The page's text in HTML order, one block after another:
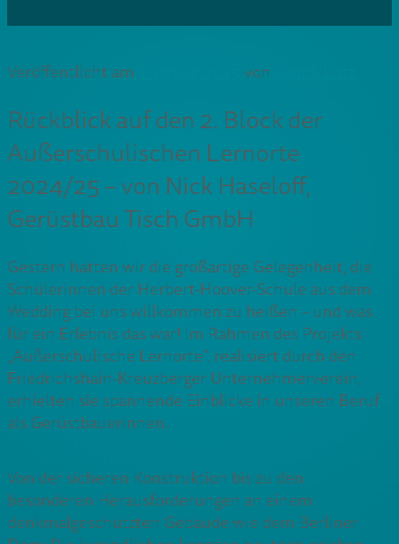
Veröffentlicht am von
Rückblick auf den 2. Block der
Außerschulischen Lernorte
2024/25 – von Nick Haseloff,
Gerüstbau Tisch GmbH
Gestern hatten wir die großartige Gelegenheit, die
Schülerinnen der Herbert-Hoover-Schule aus dem
Wedding bei uns willkommen zu heißen – und was
für ein Erlebnis das war! Im Rahmen des Projekts
„Außerschulische Lernorte“, realisiert durch den
Friedrichshain-Kreuzberger Unternehmerverein,
erhielten sie spannende Einblicke in unseren Beruf
als Gerüstbauerinnen.
Von der sicheren Konstruktion bis zu den
besonderen Herausforderungen an einem
denkmalgeschützten Gebäude wie dem Berliner